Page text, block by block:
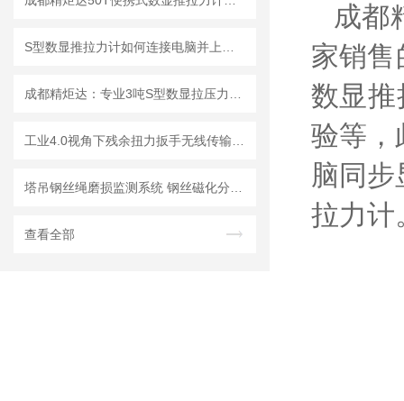
查看全部
成都
家销售
数显
验等，
脑同
拉力计